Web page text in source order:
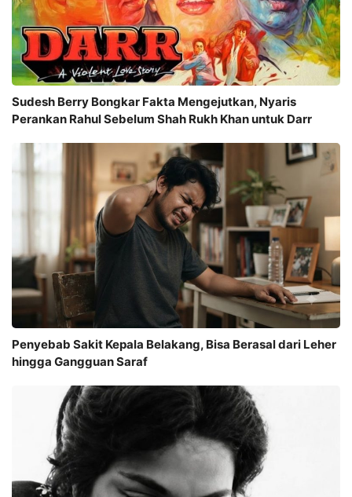
Sudesh Berry Bongkar Fakta Mengejutkan, Nyaris
Perankan Rahul Sebelum Shah Rukh Khan untuk Darr
Penyebab Sakit Kepala Belakang, Bisa Berasal dari Leher
hingga Gangguan Saraf